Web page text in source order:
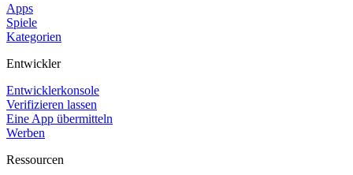
Apps
Spiele
Kategorien
Entwickler
Entwicklerkonsole
Verifizieren lassen
Eine App übermitteln
Werben
Ressourcen